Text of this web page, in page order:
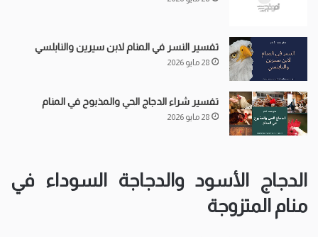
تفسير النسر في المنام لابن سيرين والنابلسي
28 مايو 2026
تفسير شراء الدجاج الحي والمذبوح في المنام
28 مايو 2026
الدجاج الأسود والدجاجة السوداء في
منام المتزوجة